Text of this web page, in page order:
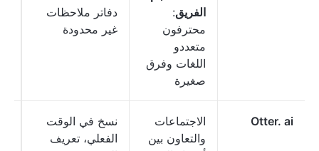
الفريق:
محترفون
متعددو
اللغات وفرق
صغيرة
دفاتر ملاحظات
غير محدودة
Otter. ai
الاجتماعات
والتعاون بين
نسخ في الوقت
الفعلي، تعريف